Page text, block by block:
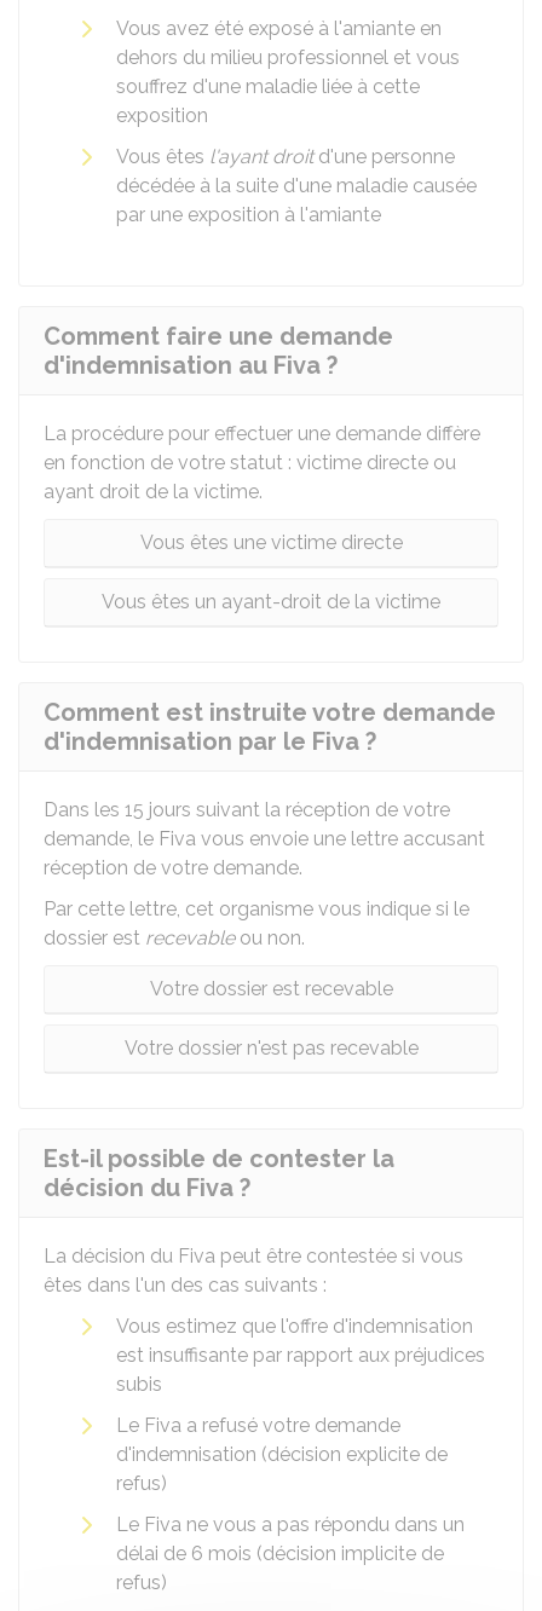
Vous avez été exposé à l'amiante en
dehors du milieu professionnel et vous
souffrez d'une maladie liée à cette
exposition
Vous êtes l'ayant droitd'une personne
décédée à la suite d'une maladie causée
par une exposition à l'amiante
Comment faire une demande
d'indemnisation au Fiva ?
La procédure pour effectuer une demande diffère
en fonction de votre statut : victime directe ou
ayant droit de la victime.
Vous êtes une victime directe
Vous êtes un ayant-droit de la victime
Comment est instruite votre demande
d'indemnisation par le Fiva ?
Dans les 15 jours suivant la réception de votre
demande, le Fiva vous envoie une lettre accusant
réception de votre demande.
Par cette lettre, cet organisme vous indique si le
dossier est recevableou non.
Votre dossier est recevable
Votre dossier n'est pas recevable
Est-il possible de contester la
décision du Fiva ?
La décision du Fiva peut être contestée si vous
êtes dans l'un des cas suivants :
Vous estimez que l'offre d'indemnisation
est insuffisante par rapport aux préjudices
subis
Le Fiva a refusé votre demande
d'indemnisation (décision explicite de
refus)
Le Fiva ne vous a pas répondu dans un
délai de 6 mois (décision implicite de
refus)